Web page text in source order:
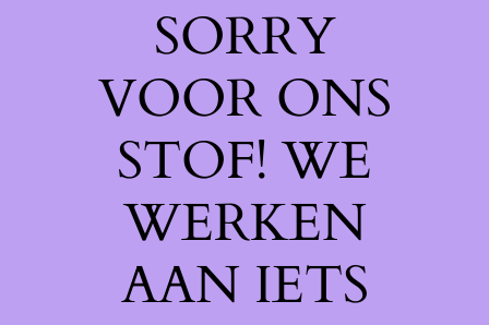
SORRY
VOOR ONS
STOF! WE
WERKEN
AAN IETS